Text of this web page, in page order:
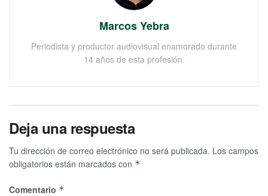
Marcos Yebra
Periodista y productor audiovisual enamorado durante
14 años de esta profesión.
Deja una respuesta
Tu dirección de correo electrónico no será publicada. Los campos
obligatorios están marcados con *
Comentario *